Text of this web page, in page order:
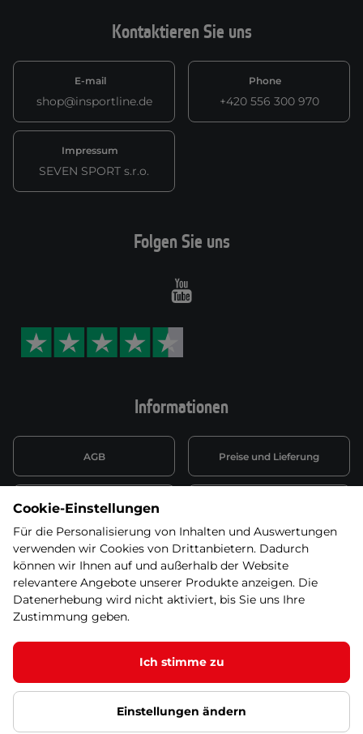
Dieses Produkt ist nicht mehr in unserem
Angebot. Wählen Sie bitte eine der Alternativen
Kontaktieren Sie uns
E-mail
shop@insportline.de
Phone
+420 556 300 970
Impressum
SEVEN SPORT s.r.o.
Informationen
AGB Preise und Lieferung
Datenschutzerklärung
Wiederufsbelehrung mit Link
zum Formular
Batterieentsorgung
Informationen zu Elektro-
und Elektonikgeräten
Widerruf erklären
Folgen Sie uns
Youtube
© 2026 SEVEN SPORT s.r.o Alle Rechte vorbehalten1
Datenschutzgrundsätze Google Datenschutz Google
Cookie-Einstellungen
Für die Personalisierung von Inhalten und Auswertungen
verwenden wir Cookies von Drittanbietern. Dadurch
können wir Ihnen auf und außerhalb der Website
relevantere Angebote unserer Produkte anzeigen. Die
Datenerhebung wird nicht aktiviert, bis Sie uns Ihre
Zustimmung geben.
Ich stimme zu
Einstellungen ändern